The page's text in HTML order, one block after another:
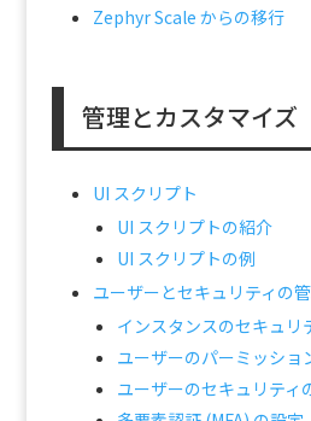
Zephyr Scale からの移行
管理とカスタマイズ
UI スクリプト
UI スクリプトの紹介
UI スクリプトの例
ユーザーとセキュリティの
インスタンスのセキュリ
ユーザーのパーミッショ
ユーザーのセキュリティ